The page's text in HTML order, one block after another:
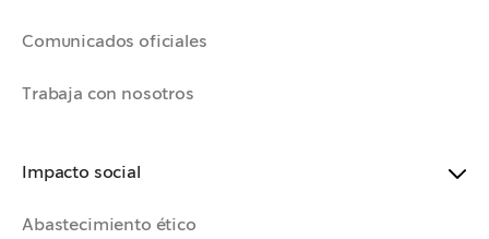
Comunicados oficiales
Trabaja con nosotros
Impacto social
Abastecimiento ético